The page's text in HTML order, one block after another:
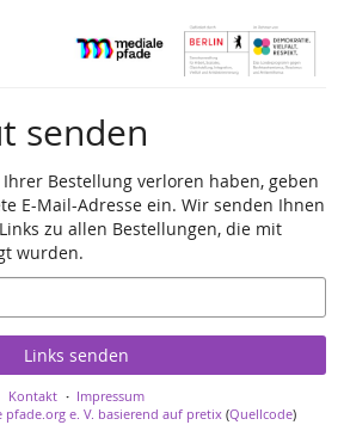
senden
Bestellung verloren haben, geben
E-Mail-Adresse ein. Wir senden Ihnen
zu allen Bestellungen, die mit
wurden.
Links senden
Kontakt
Impressum
e. V. basierend auf pretix (Quellcode)